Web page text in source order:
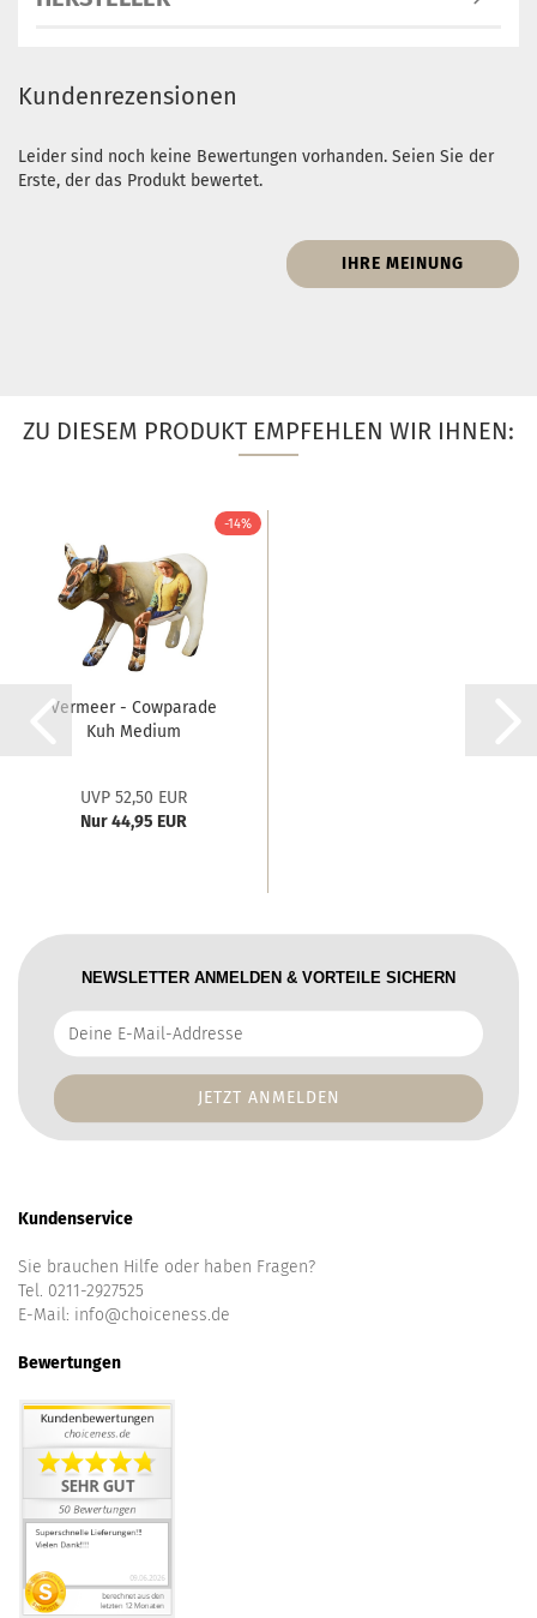
Kundenrezensionen
Leider sind noch keine Bewertungen vorhanden. Seien Sie der
Erste, der das Produkt bewertet.
IHRE MEINUNG
ZU DIESEM PRODUKT EMPFEHLEN WIR IHNEN:
-14%
Vermeer - Cowparade
Kuh Medium
UVP 52,50 EUR
Nur 44,95 EUR
NEWSLETTER ANMELDEN & VORTEILE SICHERN
Deine
E-
Addresse
Kundenservice
Sie brauchen Hilfe oder haben Fragen?
Tel. 0211-2927525
E-Mail: info@choiceness.de
Bewertungen